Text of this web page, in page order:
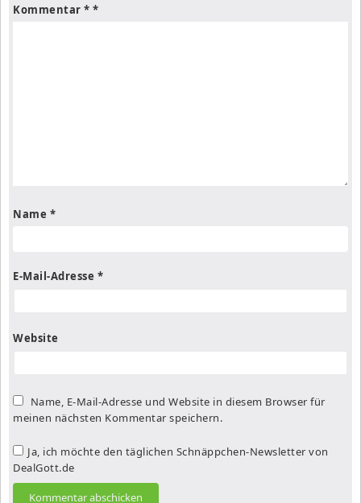
Kommentar *
Name *
E-Mail-Adresse *
Website
Name, E-Mail-Adresse und Website in diesem Browser für
meinen nächsten Kommentar speichern.
Ja, ich möchte den täglichen Schnäppchen-Newsletter von
DealGott.de